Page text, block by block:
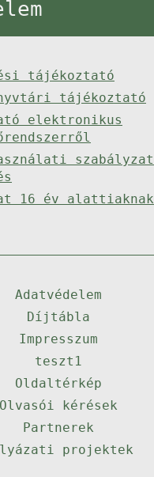
tájékoztató
tájékoztató
elektronikus
szabályzat
16 év alattiaknak
Adatvédelem
Díjtábla
Impresszum
teszt1
Oldaltérkép
Olvasói kérések
Partnerek
projektek